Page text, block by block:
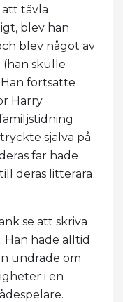
tävla
blev han
blev något av
skulle
fortsatte
Harry
själva på
far hade
deras litterära
se att skriva
hade alltid
undrade om
i en